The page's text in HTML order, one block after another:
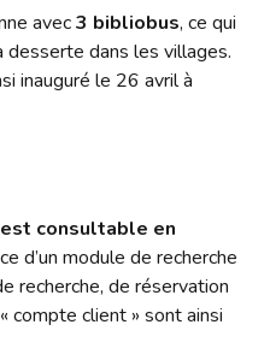
avec3 bibliobus, ce qui
dans les villages.
inauguré le 26 avril à
consultable en
d’un module de recherche
recherche, de réservation
compte client » sont ainsi